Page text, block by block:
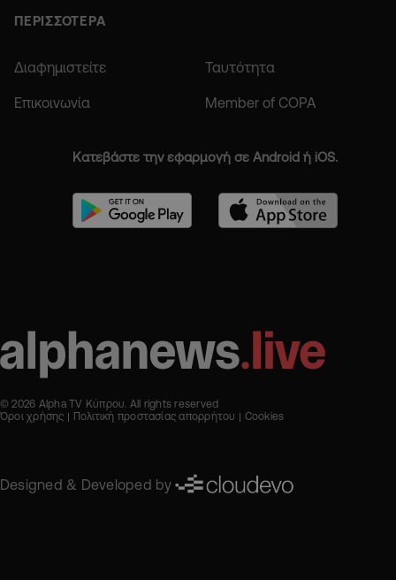
ΠΕΡΙΣΣΟΤΕΡΑ
Διαφημιστείτε Ταυτότητα
Επικοινωνία Member of COPA
Κατεβάστε την εφαρμογή σε Android ή iOS.
© 2026 Alpha TV Κύπρου. All rights reserved
Όροι χρήσης
Πολιτική προστασίας απορρήτου Cookies
Designed & Developed by